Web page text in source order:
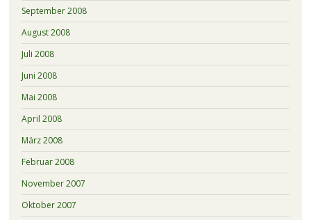
September 2008
August 2008
Juli 2008
Juni 2008
Mai 2008
April 2008
März 2008
Februar 2008
November 2007
Oktober 2007